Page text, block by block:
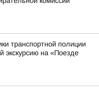
транспортной полиции
экскурсию на «Поезде